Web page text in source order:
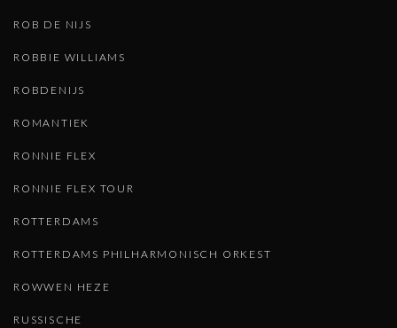
ROB DE NIJS
ROBBIE WILLIAMS
ROBDENIJS
ROMANTIEK
RONNIE FLEX
RONNIE FLEX TOUR
ROTTERDAMS
ROTTERDAMS PHILHARMONISCH ORKEST
ROWWEN HEZE
RUSSISCHE